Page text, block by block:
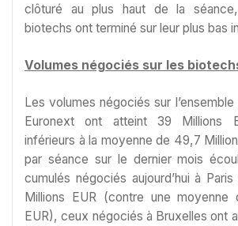
clôturé au plus haut de la
biotechs ont terminé sur leur plus bas
Volumes négociés sur les
Les volumes négociés sur
Euronext ont atteint 39 Millions
inférieurs à la moyenne de 49,7
par séance sur le dernier mois
cumulés négociés aujourd’hui à
Millions EUR (contre une moyenne
EUR), ceux négociés à Bruxelles ont